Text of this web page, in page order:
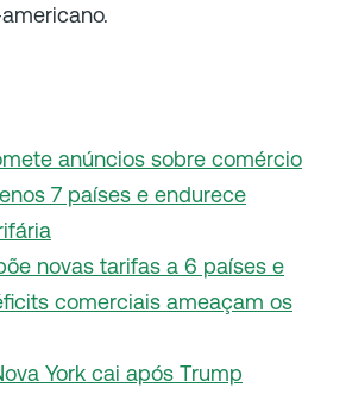
anúncios sobre comércio
7 países e endurece
novas tarifas a 6 países e
comerciais ameaçam os
York cai após Trump